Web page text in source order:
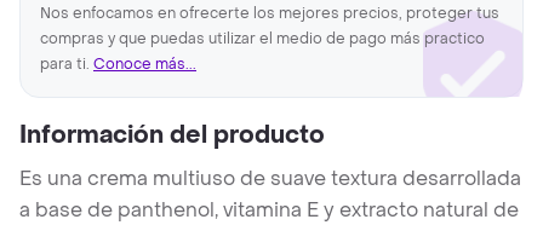
Nos enfocamos en ofrecerte los mejores precios, proteger tus
compras y que puedas utilizar el medio de pago más practico
para ti. Conoce más...
Información del producto
Es una crema multiuso de suave textura desarrollada
a base de panthenol, vitamina E y extracto natural de